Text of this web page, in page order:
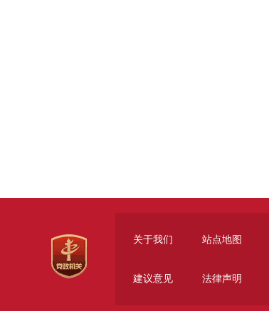
关于我们 站点地图
建议意见 法律声明